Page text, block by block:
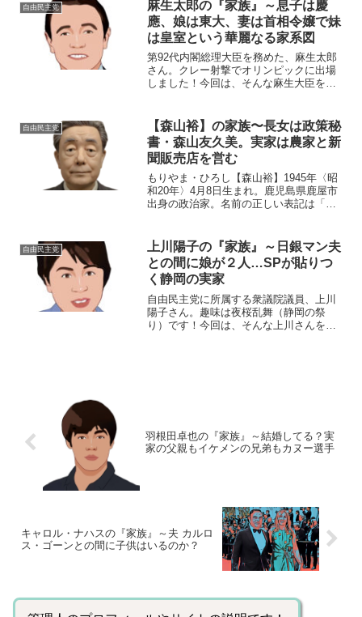
1979年4月5日没...
自由民主党
麻生太郎の『家族』～息子は慶
應、娘は東大、妻は首相令嬢で妹
は皇室という華麗なる家系図
第92代内閣総理大臣を務めた、麻生太郎
さん。クレー射撃でオリンピックに出場
しました！今回は、そんな麻生大臣を取
う）生年月日：1940年〈昭和15年〉9月
20日身長体重：1...
自由民主党
【森山裕】の家族〜長女は政策秘
書・森山友久美。実家は農家と新
聞販売店を営む
もりやま・ひろし【森山裕】1945年〈昭
和20年〉4月8日生まれ。鹿児島県鹿屋市
出身の政治家。名前の正しい表記は「し
日死去。没年98歳。実家は農家と新聞販
売店を営...
自由民主党
上川陽子の『家族』～日銀マン夫
との間に娘が２人…SPが貼りつ
く静岡の実家
自由民主党に所属する衆議院議員、上川
陽子さん。趣味は夜桜乱舞（静岡の祭
り）です！今回は、そんな上川さんを取
羽根田卓也の『家族』～結婚してる？実
家の父親もイケメンの兄弟もカヌー選手
キャロル・ナハスの『家族』～夫 カルロ
ス・ゴーンとの間に子供はいるのか？